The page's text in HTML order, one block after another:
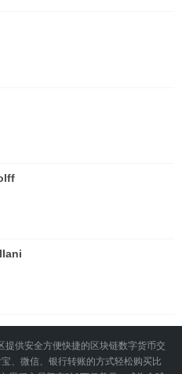
供安全方便快捷的区块链数字货币交
、微信、银行转账的方式轻松购买比